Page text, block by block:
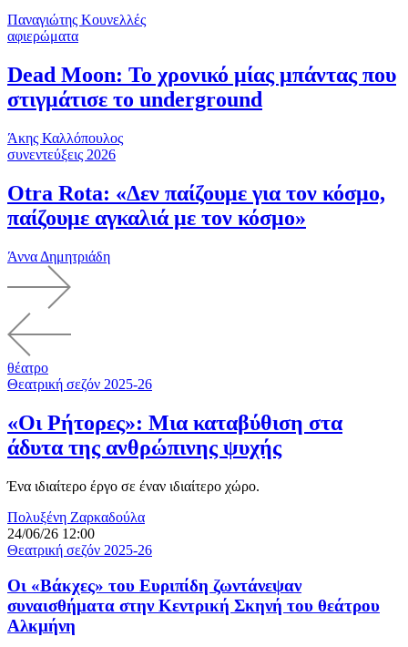
Παναγιώτης Κουνελλές
αφιερώματα
Dead Moon: Το χρονικό μίας μπάντας που
στιγμάτισε το underground
Άκης Καλλόπουλος
συνεντεύξεις 2026
Otra Rota: «Δεν παίζουμε για τον κόσμο,
παίζουμε αγκαλιά με τον κόσμο»
Άννα Δημητριάδη
θέατρο
Θεατρική σεζόν 2025-26
«Οι Ρήτορες»: Μια καταβύθιση στα
άδυτα της ανθρώπινης ψυχής
Ένα ιδιαίτερο έργο σε έναν ιδιαίτερο χώρο.
Πολυξένη Ζαρκαδούλα
24/06/26 12:00
Θεατρική σεζόν 2025-26
Οι «Βάκχες» του Ευριπίδη ζωντάνεψαν
συναισθήματα στην Κεντρική Σκηνή του θεάτρου
Αλκμήνη